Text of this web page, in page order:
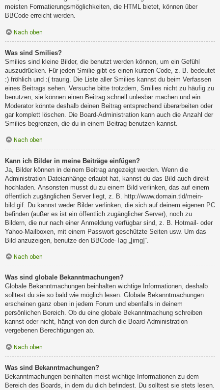
meisten Formatierungsmöglichkeiten, die HTML bietet, können über
BBCode erreicht werden.
Nach oben
Was sind Smilies?
Smilies sind kleine Bilder, die benutzt werden können, um ein Gefühl
auszudrücken. Für jeden Smilie gibt es einen kurzen Code, z. B. bedeutet
:) fröhlich und :( traurig. Die Liste aller Smilies kannst du beim Verfassen
eines Beitrags sehen. Versuche bitte trotzdem, Smilies nicht zu häufig zu
benutzen, sie können einen Beitrag schnell unlesbar machen und ein
Moderator könnte deshalb deinen Beitrag entsprechend überarbeiten oder
gar komplett löschen. Die Board-Administration kann auch die Anzahl der
Smilies begrenzen, die du in einem Beitrag benutzen kannst.
Nach oben
Kann ich Bilder in meine Beiträge einfügen?
Ja, Bilder können in deinem Beitrag angezeigt werden. Wenn die
Administration Dateianhänge erlaubt hat, kannst du das Bild auch direkt
hochladen. Ansonsten musst du zu einem Bild verlinken, das auf einem
öffentlich zugänglichen Server liegt, z. B. http://www.domain.tld/mein-
bild.gif. Du kannst weder Bilder verlinken, die sich auf deinem eigenen PC
befinden (außer es ist ein öffentlich zugänglicher Server), noch zu
Bildern, die nur nach einer Anmeldung verfügbar sind, z. B. Hotmail- oder
Yahoo-Mailboxen, mit einem Passwort geschützte Seiten usw. Um das
Bild anzuzeigen, benutze den BBCode-Tag „[img]“.
Nach oben
Was sind globale Bekanntmachungen?
Globale Bekanntmachungen beinhalten wichtige Informationen, deshalb
solltest du sie so bald wie möglich lesen. Globale Bekanntmachungen
erscheinen ganz oben in jedem Forum und ebenfalls in deinem
persönlichen Bereich. Ob du eine globale Bekanntmachung schreiben
kannst oder nicht, hängt von den durch die Board-Administration
vergebenen Berechtigungen ab.
Nach oben
Was sind Bekanntmachungen?
Bekanntmachungen beinhalten meist wichtige Informationen zu dem
Bereich des Boards, in dem du dich befindest. Du solltest sie stets lesen.